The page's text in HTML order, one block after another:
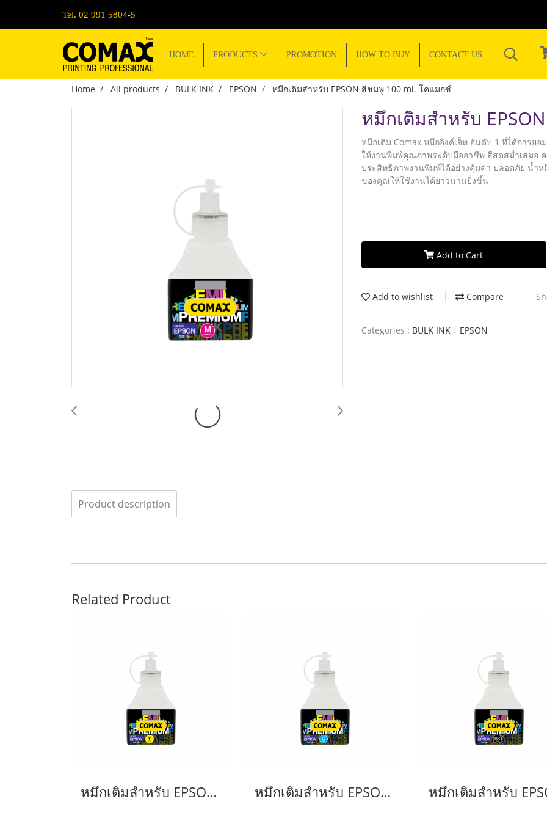
Tel. 02 991 5804-5
HOME PRODUCTS PROMOTION HOW TO BUY CONTACT US
Home All products BULK INK EPSON หมึกเติมสำหรับ EPSON สีชมพู 100 ml. โคแมกซ์
หมึกเติมสำหรับ
หมึกเติม Comax หมึกอิงค์เจ็ท อันดับ 1 ที่ได้การย
ให้งานพิมพ์คุณภาพระดับมืออาชีพ สีสดสม่ำเสมอ
ประสิทธิภาพงานพิมพ์ได้อย่างคุ้มค่า ปลอดภัย น้ำ
ของคุณให้ใช้งานได้ยาวนานยิ่งขึ้น
Add to Cart
Add to wishlist Compare
Categories : BULK INK , EPSON
Product description
Related Product
หมึกเติมสำหรับ EPSON สีเหลือง 100 ml. โคแมกซ์ หมึกเติมสำหรับ EPSON สีฟ้า 100 ml. โคแมกซ์